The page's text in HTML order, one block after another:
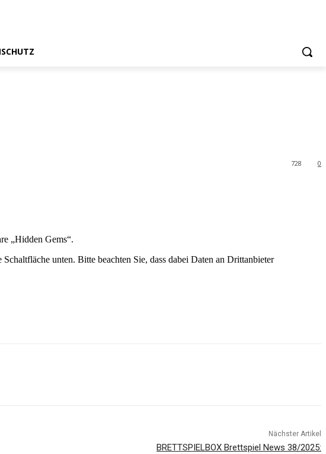
0
728
„Hidden Gems“.
unten. Bitte beachten Sie, dass dabei Daten an Drittanbieter
Nächster Artikel
BRETTSPIELBOX Brettspiel News 38/2025: